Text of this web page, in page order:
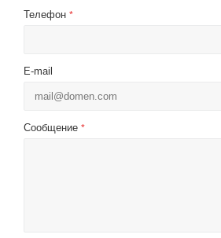
Телефон *
E-mail
Сообщение *